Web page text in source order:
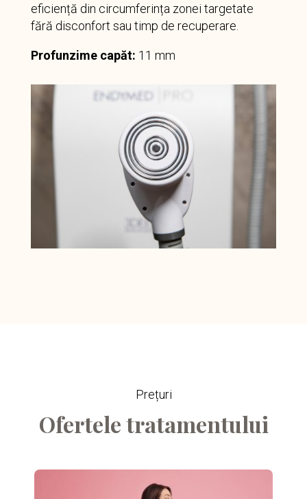
eficiență din circumferința zonei targetate
fără disconfort sau timp de recuperare.
Profunzime capăt: 11 mm
Prețuri
Ofertele tratamentului